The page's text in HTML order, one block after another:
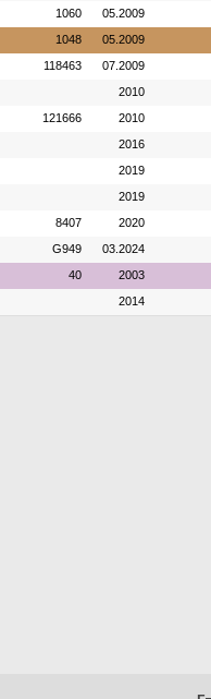
1060 05.2009
1048 05.2009
118463 07.2009
2010
121666 2010
2016
2019
2019
8407 2020
G949 03.2024
40 2003
2014